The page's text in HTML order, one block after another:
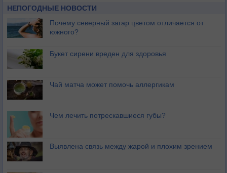
НЕПОГОДНЫЕ НОВОСТИ
Почему северный загар цветом отличается от
южного?
Букет сирени вреден для здоровья
Чай матча может помочь аллергикам
Чем лечить потрескавшиеся губы?
Выявлена связь между жарой и плохим зрением